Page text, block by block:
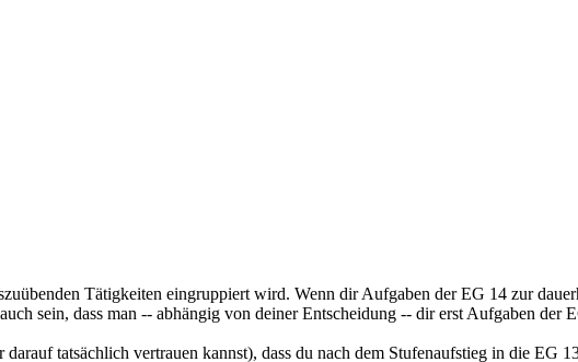
Tätigkeiten eingruppiert wird. Wenn dir Aufgaben der EG 14 zur
sein, dass man -- abhängig von deiner Entscheidung -- dir erst Aufgaben
tatsächlich vertrauen kannst), dass du nach dem Stufenaufstieg in die EG